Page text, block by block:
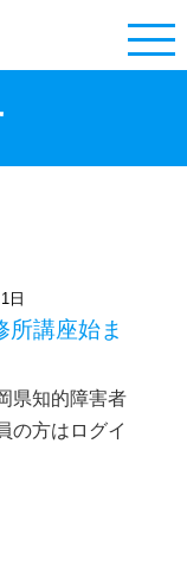
日
所講座始ま
県知的障害者
の方はログイ